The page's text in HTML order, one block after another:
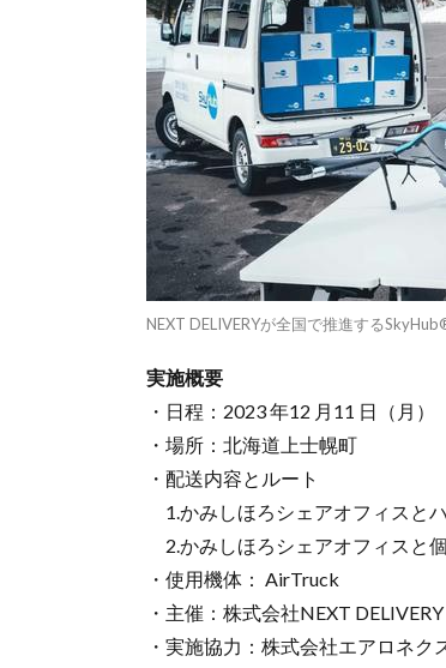
NEXT DELIVERYが全国で推進する
実施概要
・日程：2023 年12 月11 日（月）
・場所：北海道上士幌町
・配送内容とルート
1.かみしほろシェアオフィスと
2.かみしほろシェアオフィスと
・使用機体： AirTruck
・主催：株式会社NEXT DELIVERY
・実施協力：株式会社エアロネ